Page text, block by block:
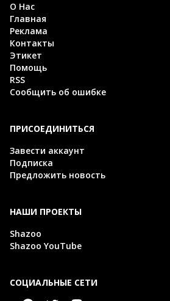
О Нас
Главная
Реклама
Контакты
Этикет
Помощь
RSS
Сообщить об ошибке
ПРИСОЕДИНИТЬСЯ
Завести аккаунт
Подписка
Предложить новость
НАШИ ПРОЕКТЫ
Shazoo
Shazoo YouTube
СОЦИАЛЬНЫЕ СЕТИ